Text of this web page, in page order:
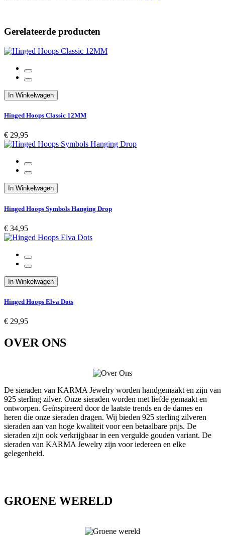
Gerelateerde producten
In Winkelwagen
Hinged Hoops Classic 12MM
€ 29,95
In Winkelwagen
Hinged Hoops Symbols Hanging Drop
€ 34,95
In Winkelwagen
Hinged Hoops Elva Dots
€ 29,95
OVER ONS
De sieraden van KARMA Jewelry worden handgemaakt en zijn van
925 sterling zilver. Onze sieraden worden met liefde gemaakt en
ontworpen. Geïnspireerd door de laatste trends en de dames en
heren die onze sieraden dragen. Wij bieden 925 sterling zilveren
sieraden aan van hoge kwaliteit voor een betaalbare prijs. De
sieraden zijn ook verkrijgbaar in een vergulde gouden variant. De
sieraden van KARMA Jewelry zijn voor iedereen en elke
gelegenheid.
GROENE WERELD